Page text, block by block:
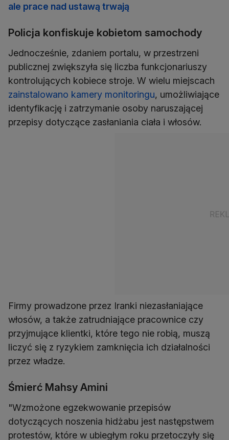
ale prace nad ustawą trwają
Policja konfiskuje kobietom samochody
Jednocześnie, zdaniem portalu, w przestrzeni
publicznej zwiększyła się liczba funkcjonariuszy
kontrolujących kobiece stroje. W wielu miejscach
zainstalowano kamery monitoringu, umożliwiające
identyfikację i zatrzymanie osoby naruszającej
przepisy dotyczące zasłaniania ciała i włosów.
Firmy prowadzone przez Iranki niezasłaniające
włosów, a także zatrudniające pracownice czy
przyjmujące klientki, które tego nie robią, muszą
liczyć się z ryzykiem zamknięcia ich działalności
przez władze.
Śmierć Mahsy Amini
"Wzmożone egzekwowanie przepisów
dotyczących noszenia hidżabu jest następstwem
protestów, które w ubiegłym roku przetoczyły się